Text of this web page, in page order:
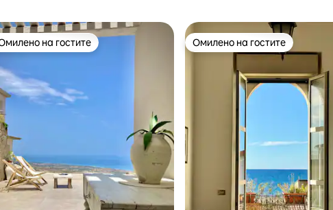
од 5, 47 рецензии
најуспешните „Омилени на гостите“
на гостите Омилено на гостите
Омилено на гостите